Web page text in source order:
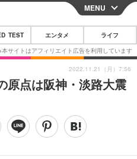
CLOSE
スマートフォン
その他
映画・ドラマ
MENU
TEST エンタメ ライフ
原点は阪神・淡路大震
2022.11.21（月）7:56